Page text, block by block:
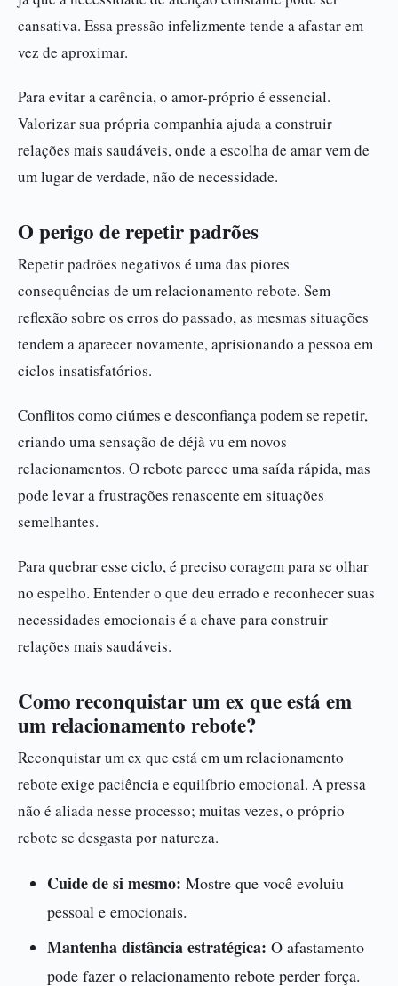
cansativa. Essa pressão infelizmente tende a afastar em
vez de aproximar.
Para evitar a carência, o amor-próprio é essencial.
Valorizar sua própria companhia ajuda a construir
relações mais saudáveis, onde a escolha de amar vem de
um lugar de verdade, não de necessidade.
O perigo de repetir padrões
Repetir padrões negativos é uma das piores
consequências de um relacionamento rebote. Sem
reflexão sobre os erros do passado, as mesmas situações
tendem a aparecer novamente, aprisionando a pessoa em
ciclos insatisfatórios.
Conflitos como ciúmes e desconfiança podem se repetir,
criando uma sensação de déjà vu em novos
relacionamentos. O rebote parece uma saída rápida, mas
pode levar a frustrações renascente em situações
semelhantes.
Para quebrar esse ciclo, é preciso coragem para se olhar
no espelho. Entender o que deu errado e reconhecer suas
necessidades emocionais é a chave para construir
relações mais saudáveis.
Como reconquistar um ex que está em
um relacionamento rebote?
Reconquistar um ex que está em um relacionamento
rebote exige paciência e equilíbrio emocional. A pressa
não é aliada nesse processo; muitas vezes, o próprio
rebote se desgasta por natureza.
Cuide de si mesmo: Mostre que você evoluiu
pessoal e emocionais.
Mantenha distância estratégica: O afastamento
pode fazer o relacionamento rebote perder força.